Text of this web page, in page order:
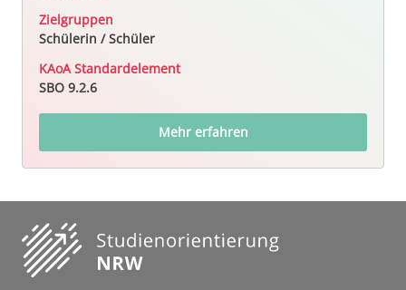
Zielgruppen
Schülerin / Schüler
KAoA Standardelement
SBO 9.2.6
Mehr erfahren